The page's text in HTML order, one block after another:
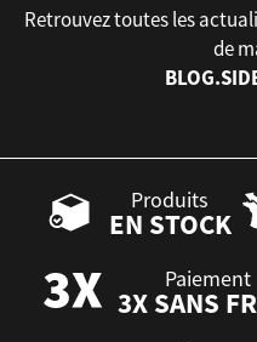
Retrouvez toutes les
de
Produits
EN STOCK
Paiement
3X SANS